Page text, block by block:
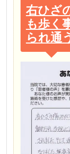
右ひざ
も歩く
られ通